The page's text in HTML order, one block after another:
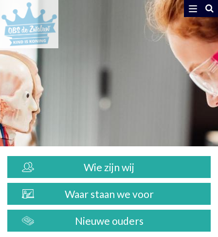
Toggle
Wie zijn wij
Waar staan we voor
Nieuwe ouders